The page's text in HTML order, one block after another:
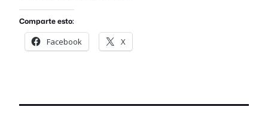
Comparte esto:
Facebook X